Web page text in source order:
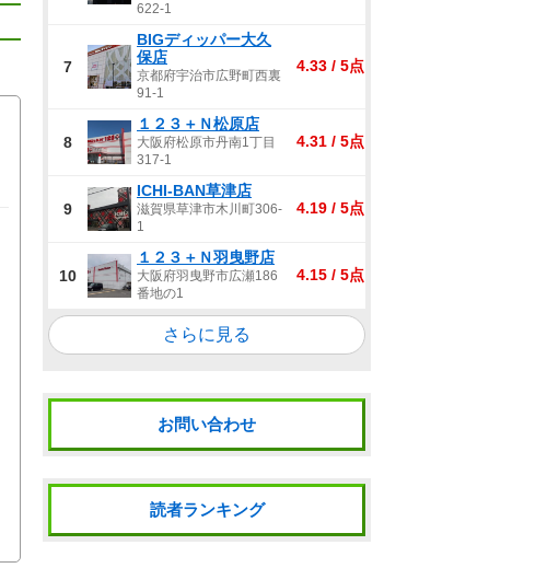
622-1
7
BIGディッパー大久
保店
京都府宇治市広野町西裏
91-1
4.33 / 5点
8
１２３＋Ｎ松原店
大阪府松原市丹南1丁目
317-1
4.31 / 5点
9
ICHI-BAN草津店
滋賀県草津市木川町306-
1
4.19 / 5点
10
１２３＋Ｎ羽曳野店
大阪府羽曳野市広瀬186
番地の1
4.15 / 5点
さらに見る
お問い合わせ
読者ランキング